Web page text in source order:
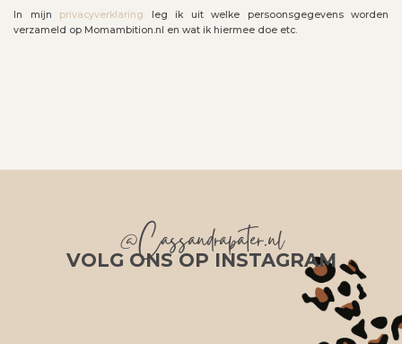
In mijn privacyverklaring leg ik uit welke persoonsgegevens worden
verzameld op Momambition.nl en wat ik hiermee doe etc.
@Cassandrapater.nl
VOLG ONS OP INSTAGRAM